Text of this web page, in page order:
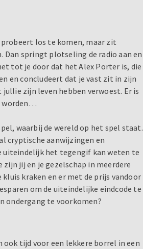
probeert los te komen, maar zit
Dan springt plotseling de radio aan en
tot je door dat het Alex Porter is, die
en concludeert dat je vast zit in zijn
zijn leven hebben verwoest. Er is
worden…
waarbij de wereld op het spel staat.
cryptische aanwijzingen en
uiteindelijk het tegengif kan weten te
jij en je gezelschap in meerdere
kraken en er met de prijs vandoor
om de uiteindelijke eindcode te
ondergang te voorkomen?
ook tijd voor een lekkere borrel in een